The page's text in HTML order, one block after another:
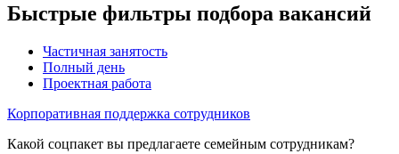
Быстрые фильтры подбора вакансий
Частичная занятость
Полный день
Проектная работа
Корпоративная поддержка сотрудников
Какой соцпакет вы предлагаете семейным сотрудникам?